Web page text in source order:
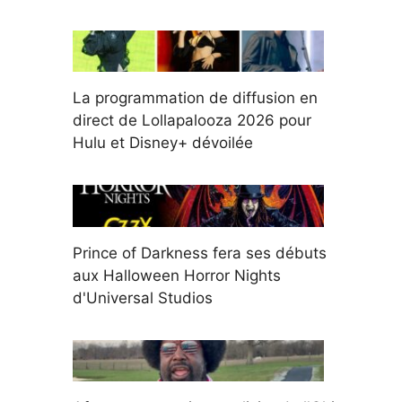
La programmation de diffusion en
direct de Lollapalooza 2026 pour
Hulu et Disney+ dévoilée
Prince of Darkness fera ses débuts
aux Halloween Horror Nights
d'Universal Studios